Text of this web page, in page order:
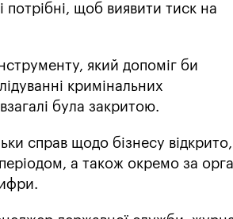
потрібні, щоб виявити тиск на
який допоміг би
кримінальних
була закритою.
справ щодо бізнесу відкрито,
а також окремо за